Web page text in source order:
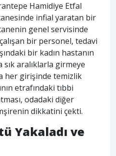
Hamidiye Etfal
infial yaratan bir
genel servisinde
bir personel, tedavi
bir kadın hastanın
sık aralıklarla girmeye
her girişinde temizlik
etrafındaki tıbbi
odadaki diğer
dikkatini çekti.
Yakaladı ve